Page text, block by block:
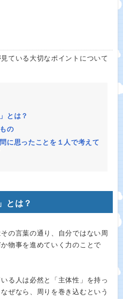
ている大切なポイントについて
とは？
の
に思ったことを１人で考えて
とは？
の言葉の通り、自分ではない周
物事を進めていく力のことで
る人は必然と「主体性」を持っ
ぜなら、周りを巻き込むという